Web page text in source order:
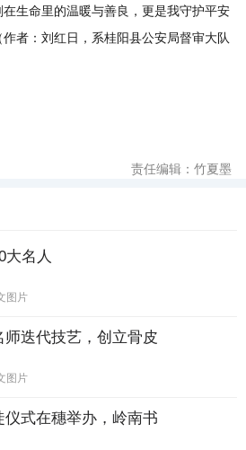
生命里的温暖与善良，更是我守护平安
者：刘红日，系桂阳县公安局督审大队
责任编辑：竹夏墨
大名人
图片
迭代技艺，创立骨皮
图片
式在穗举办，岭南书